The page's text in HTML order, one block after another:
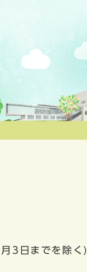
3日までを除く)